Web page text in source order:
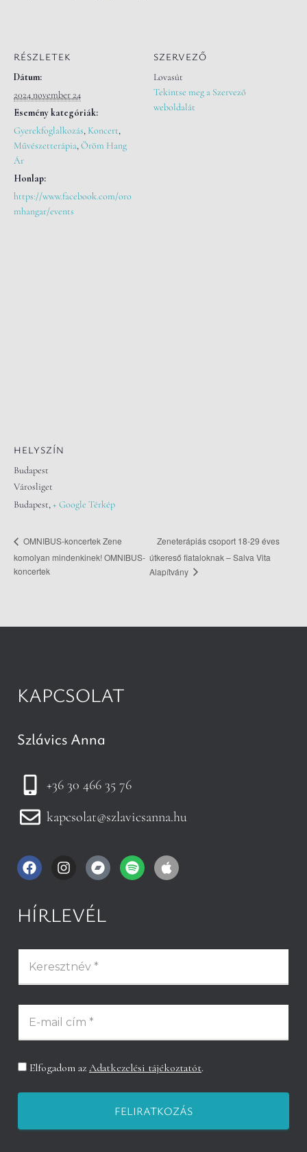
RÉSZLETEK
Dátum:
2024 november 24
Esemény kategóriák:
Gyerekfoglalkozás, Koncert,
Művészetterápia, Öröm Hang
Ár
Honlap:
https://www.facebook.com/oro
mhangar/events
SZERVEZŐ
Lovasút
Tekintse meg a Szervező
weboldalát
HELYSZÍN
Budapest
Városliget
Budapest, + Google Térkép
OMNIBUS-koncertek Zene
komolyan mindenkinek! OMNIBUS-
koncertek
Zeneterápiás csoport 18-29 éves
útkereső fiataloknak – Salva Vita
Alapítvány
KAPCSOLAT
Szlávics Anna
+36 30 466 35 76
kapcsolat@szlavicsanna.hu
HÍRLEVÉL
Elfogadom az Adatkezelési tájékoztatót.